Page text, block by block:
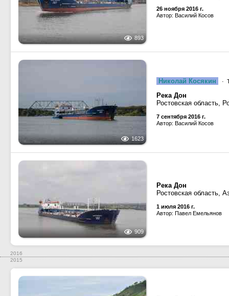
893
26 ноября 2016 г.
Автор: Василий Косов
1623
Николай Косякин ·
Река Дон
Ростовская область,
7 сентября 2016 г.
Автор: Василий Косов
909
Река Дон
Ростовская область,
1 июля 2016 г.
Автор: Павел Емельянов
2016
2015